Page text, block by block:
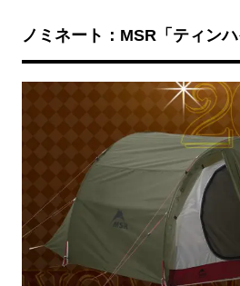
ノミネート：MSR「ティン